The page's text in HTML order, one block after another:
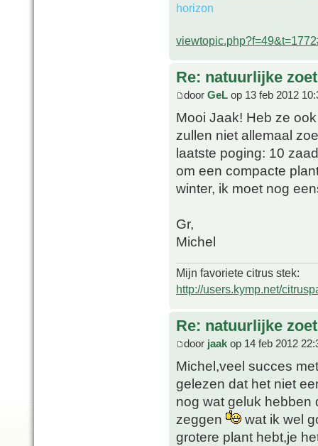
horizon
Re: natuurlijke
door GeL op 13 feb 2012
Mooi Jaak! Heb ze
zullen niet allemaal
laatste poging: 10
om een compacte
winter, ik moet nog
Gr,
Michel
Mijn favoriete citrus stek:
http://users.kymp.net/
Re: natuurlijke
door jaak op 14 feb 2012
Michel,veel succes
gelezen dat het niet
nog wat geluk hebben
zeggen
wat ik wel
grotere plant hebt,je